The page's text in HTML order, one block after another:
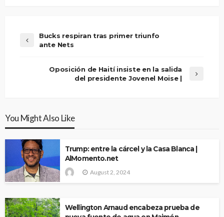
Bucks respiran tras primer triunfo
ante Nets
Oposición de Haití insiste en la salida
del presidente Jovenel Moise |
You Might Also Like
Trump: entre la cárcel y la Casa Blanca |
AlMomento.net
August 2, 2024
Wellington Arnaud encabeza prueba de